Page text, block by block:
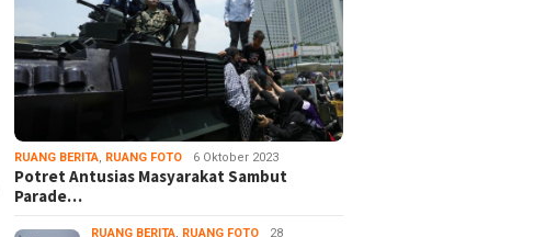
RUANG BERITA, RUANG FOTO 6 Oktober 2023
Potret Antusias Masyarakat Sambut
Parade…
RUANG BERITA, RUANG FOTO
28